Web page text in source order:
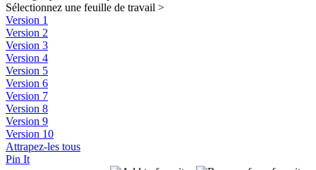
Sélectionnez une feuille de travail >
Version 1
Version 2
Version 3
Version 4
Version 5
Version 6
Version 7
Version 8
Version 9
Version 10
Attrapez-les tous
Pin It